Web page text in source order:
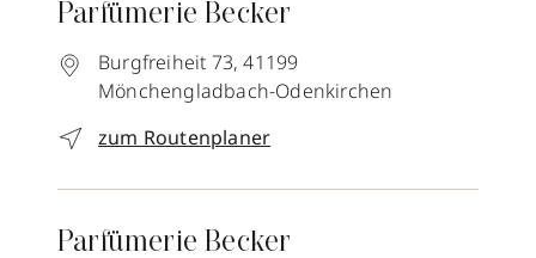
Parfümerie Becker
Burgfreiheit 73, 41199
Mönchengladbach-Odenkirchen
zum Routenplaner
Parfümerie Becker